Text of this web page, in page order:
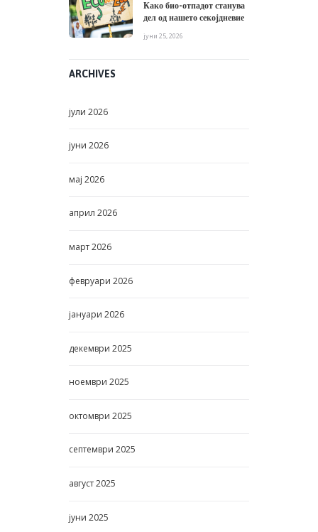
Како био-отпадот станува
дел од нашето секојдневие
јуни 25, 2026
ARCHIVES
јули 2026
јуни 2026
мај 2026
април 2026
март2026
февруари 2026
јануари 2026
декември 2025
ноември 2025
октомври 2025
септември 2025
август2025
јуни 2025